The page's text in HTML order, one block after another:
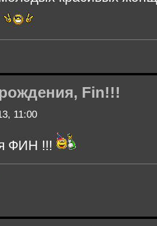
Fin!!!
11:00
ФИН !!!